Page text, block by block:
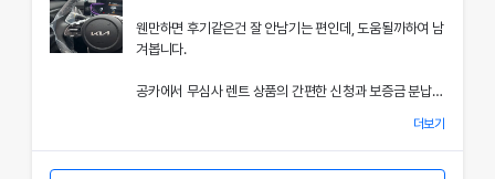
쏘나타의 우아한 디자인과 최신 편의 기능, 그리고 안전장
치에 대한 상세한 설명은 제 기대 이상이었으며, 전 과정에
어요.
도 공카를 우선적으로 이용하게 만들 정도로 만족스러웠으
웬만하면 후기같은건 잘 안남기는 편인데, 도움될까하여 남
겨봅니다.
공카에서 무심사 렌트 상품의 간편한 신청과 보증금 분납,
차량 인수 시 이준호 담당자님께서 따뜻하면서도 세심하게
더보기
회사는 개인정보처리방침을 통하여 고객님께서 제공하시는 개인정보
가 어떠한 용도와 방식으로 이용되고 있으며, 개인정보보호를 위해 어
떠한 조치가 취해지고 있는지 알려드립니다.
회사는 개인정보처리방침을 개정하는 경우 웹사이트 공지사항(또는